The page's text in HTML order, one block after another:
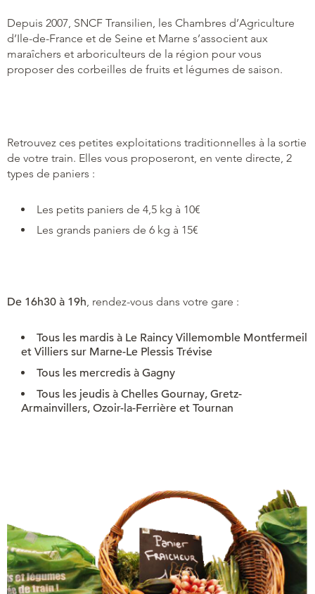
Depuis 2007, SNCF Transilien, les Chambres d’Agriculture
d’Ile-de-France et de Seine et Marne s’associent aux
maraîchers et arboriculteurs de la région pour vous
proposer des corbeilles de fruits et légumes de saison.
Retrouvez ces petites exploitations traditionnelles à la sortie
de votre train. Elles vous proposeront, en vente directe, 2
types de paniers :
Les petits paniers de 4,5 kg à 10€
Les grands paniers de 6 kg à 15€
De 16h30 à 19h , rendez-vous dans votre gare :
Tous les mardis à Le Raincy Villemomble Montfermeil
et Villiers sur Marne-Le Plessis Trévise
Tous les mercredis à Gagny
Tous les jeudis à Chelles Gournay, Gretz-
Armainvillers, Ozoir-la-Ferrière et Tournan